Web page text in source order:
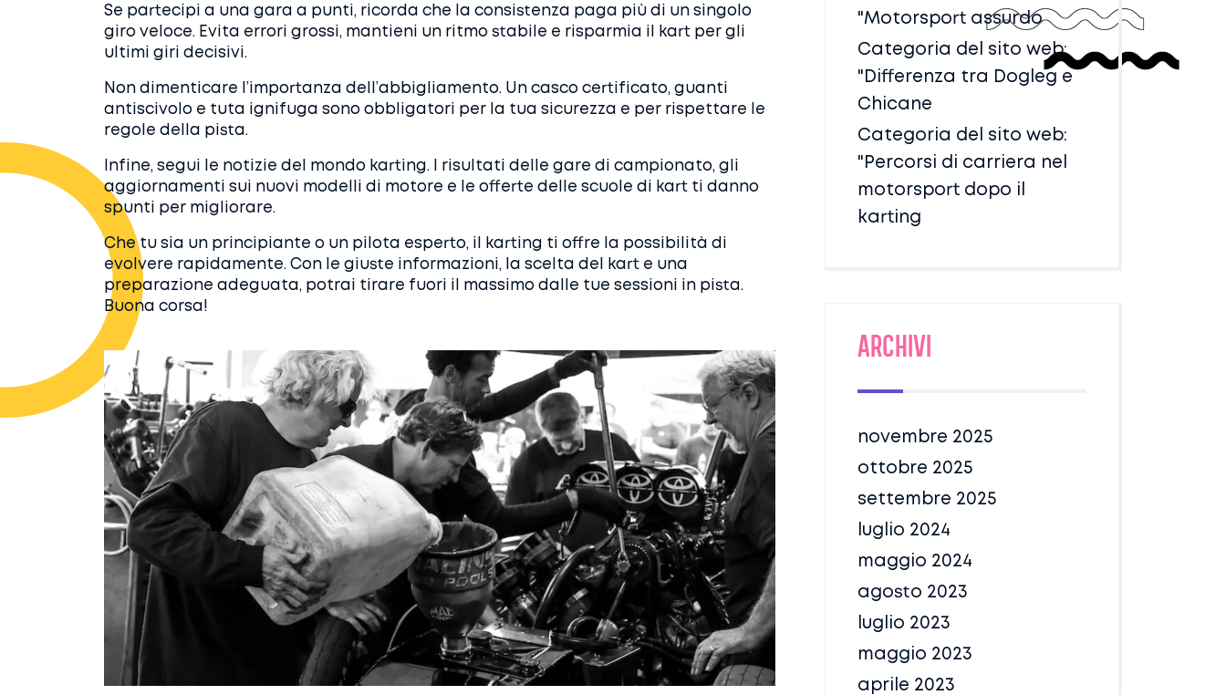
Se partecipi a una gara a punti, ricorda che la consistenza paga più di un singolo
giro veloce. Evita errori grossi, mantieni un ritmo stabile e risparmia il kart per gli
ultimi giri decisivi.
Non dimenticare l’importanza dell’abbigliamento. Un casco certificato, guanti
antiscivolo e tuta ignifuga sono obbligatori per la tua sicurezza e per rispettare le
regole della pista.
Infine, segui le notizie del mondo karting. I risultati delle gare di campionato, gli
aggiornamenti sui nuovi modelli di motore e le offerte delle scuole di kart ti danno
spunti per migliorare.
Che tu sia un principiante o un pilota esperto, il karting ti offre la possibilità di
evolvere rapidamente. Con le giuste informazioni, la scelta del kart e una
preparazione adeguata, potrai tirare fuori il massimo dalle tue sessioni in pista.
Buona corsa!
"Motorsport assurdo
Categoria del sito web:
"Differenza tra Dogleg e
Chicane
Categoria del sito web:
"Percorsi di carriera nel
motorsport dopo il
karting
Archivi
novembre 2025
ottobre 2025
settembre 2025
luglio 2024
maggio 2024
agosto 2023
luglio 2023
maggio 2023
aprile 2023